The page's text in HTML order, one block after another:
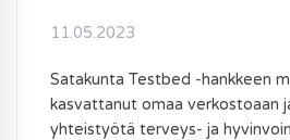
11.05.2023
Satakunta Testbed -hankkeen
kasvattanut omaa verkostoaan
yhteistyötä terveys- ja